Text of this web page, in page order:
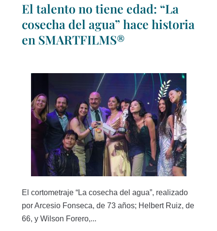
El talento no tiene edad: “La
cosecha del agua” hace historia
en SMARTFILMS®
El cortometraje “La cosecha del agua”, realizado
por Arcesio Fonseca, de 73 años; Helbert Ruiz, de
66, y Wilson Forero,...